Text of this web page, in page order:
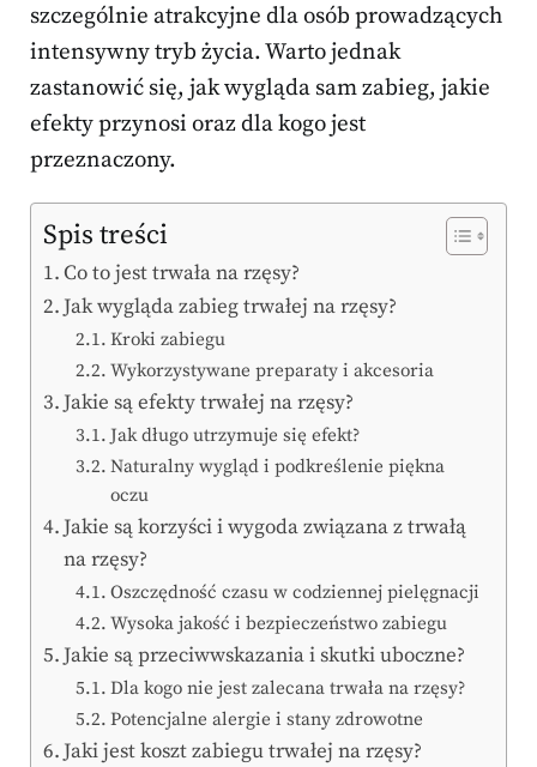
szczególnie atrakcyjne dla osób prowadzących
intensywny tryb życia. Warto jednak
zastanowić się, jak wygląda sam zabieg, jakie
efekty przynosi oraz dla kogo jest
przeznaczony.
Spis treści
Co to jest trwała na rzęsy?
Jak wygląda zabieg trwałej na rzęsy?
Kroki zabiegu
Wykorzystywane preparaty i akcesoria
Jakie są efekty trwałej na rzęsy?
Jak długo utrzymuje się efekt?
Naturalny wygląd i podkreślenie piękna
oczu
Jakie są korzyści i wygoda związana z trwałą
na rzęsy?
Oszczędność czasu w codziennej pielęgnacji
Wysoka jakość i bezpieczeństwo zabiegu
Jakie są przeciwwskazania i skutki uboczne?
Dla kogo nie jest zalecana trwała na rzęsy?
Potencjalne alergie i stany zdrowotne
Jaki jest koszt zabiegu trwałej na rzęsy?